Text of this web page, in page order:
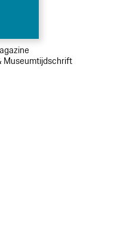
Museumtijdschrift